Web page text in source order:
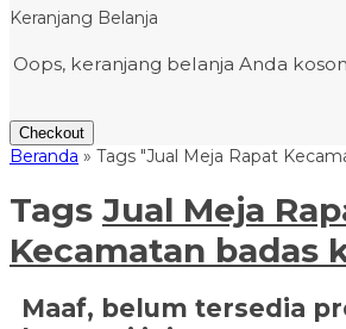
Keranjang Belanja
Oops, keranjang belanja Anda
Checkout
Beranda » Tags "Jual Meja Rapat
Tags Jual Meja
Kecamatan badas
Maaf, belum tersedia